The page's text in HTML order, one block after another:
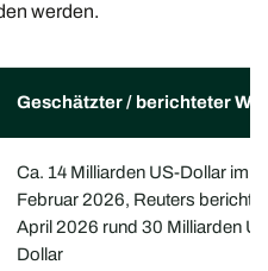
werden.
Geschätzter / berichteter
Ca. 14 Milliarden US-Dollar im
Februar 2026, Reuters
April 2026 rund 30 Milliarden
Dollar